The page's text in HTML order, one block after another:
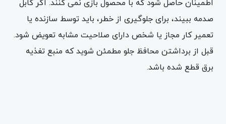
اطمینان حاصل شود که با محصول بازی نمی کنند. اگر کابل
صدمه ببیند، برای جلوگیری از خطر، باید توسط سازنده یا
تعمیر کار مجاز یا شخص دارای صلاحیت مشابه تعویض شود.
قبل از برداشتن محافظ جلو مطمئن شوید که منبع تغذیه
برق قطع شده باشد.